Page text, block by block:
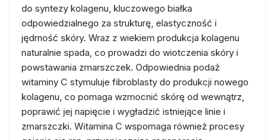
do syntezy kolagenu, kluczowego białka
odpowiedzialnego za strukturę, elastyczność i
jędrność skóry. Wraz z wiekiem produkcja kolagenu
naturalnie spada, co prowadzi do wiotczenia skóry i
powstawania zmarszczek. Odpowiednia podaż
witaminy C stymuluje fibroblasty do produkcji nowego
kolagenu, co pomaga wzmocnić skórę od wewnątrz,
poprawić jej napięcie i wygładzić istniejące linie i
zmarszczki. Witamina C wspomaga również procesy